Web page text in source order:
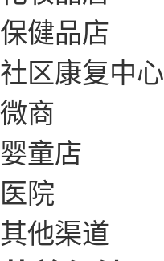
保健品店
社区康复中心
微商
婴童店
医院
其他渠道